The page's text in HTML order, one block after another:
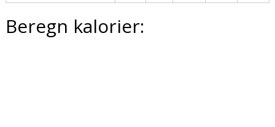
Beregn kalorier: